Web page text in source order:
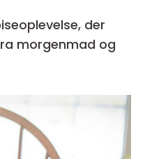
der
morgenmad og